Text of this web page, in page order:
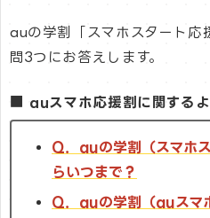
auの学割「スマホスタート応
問3つにお答えします。
■ auスマホ応援割に関する
Q．auの学割（スマホ
らいつまで？
Q．auの学割（auスマ